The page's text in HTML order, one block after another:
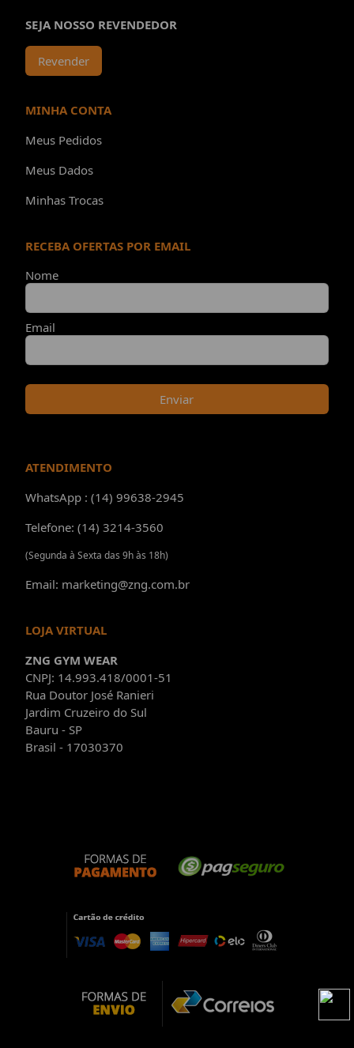
SEJA NOSSO REVENDEDOR
Revender
MINHA CONTA
Meus Pedidos
Meus Dados
Minhas Trocas
RECEBA OFERTAS POR EMAIL
Nome
Email
Enviar
ATENDIMENTO
WhatsApp : (14) 99638-2945
Telefone: (14) 3214-3560
(Segunda à Sexta das 9h às 18h)
Email: marketing@zng.com.br
LOJA VIRTUAL
ZNG GYM WEAR
CNPJ: 14.993.418/0001-51
Rua Doutor José Ranieri
Jardim Cruzeiro do Sul
Bauru - SP
Brasil - 17030370